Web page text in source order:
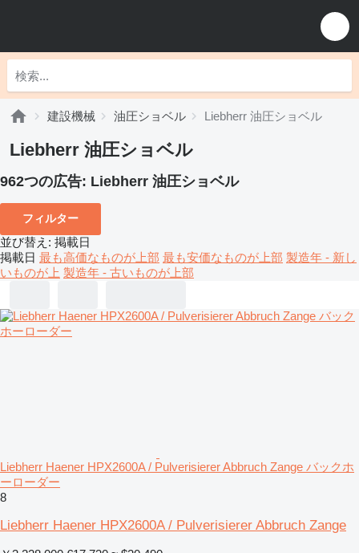
建設機械 油圧ショベル Liebherr 油圧ショベル
Liebherr 油圧ショベル
962つの広告: Liebherr 油圧ショベル
フィルター
並び替え : 掲載日
掲載日 最も高価なものが上部 最も安価なものが上部 製造年 - 新し
いものが上 製造年 - 古いものが上部
Liebherr Haener HPX2600A / Pulverisierer Abbruch Zange バックホ
ーローダー
8
Liebherr Haener HPX2600A / Pulverisierer Abbruch Zange